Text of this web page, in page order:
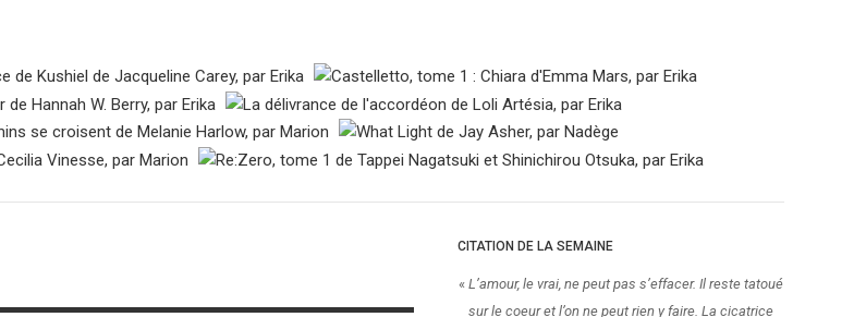
CITATION DE LA SEMAINE
« L’amour, le vrai, ne peut pas s’effacer. Il reste tatoué
sur le coeur et l’on ne peut rien y faire. La cicatrice